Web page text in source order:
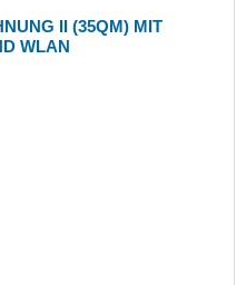
II (35QM) MIT
WLAN